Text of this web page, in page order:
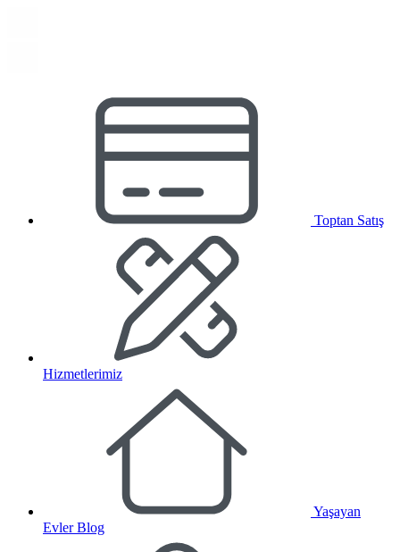
Toptan Satış
Hizmetlerimiz
Yaşayan
Evler Blog